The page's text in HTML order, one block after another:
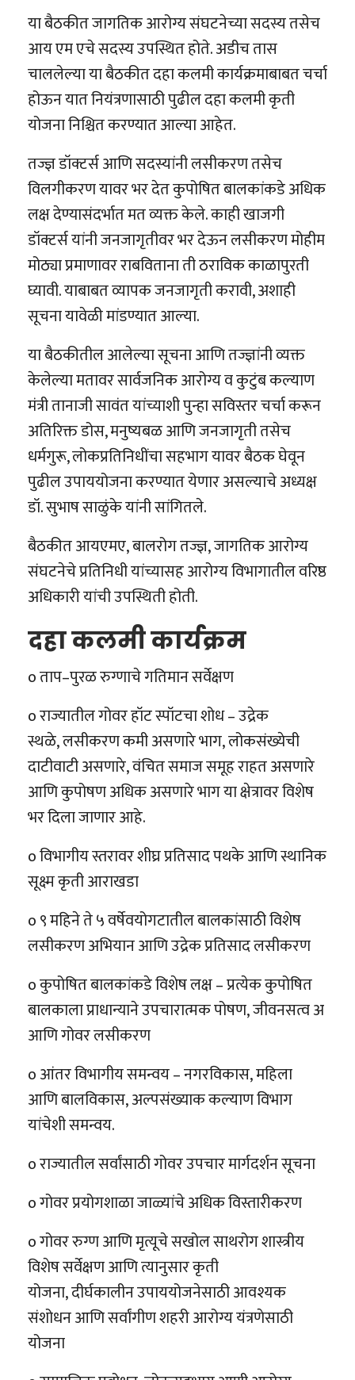
या बैठकीत जागतिक आरोग्य संघटनेच्या सदस्य तसेच
आय एम एचे सदस्य उपस्थित होते. अडीच तास
चाललेल्या या बैठकीत दहा कलमी कार्यक्रमाबाबत चर्चा
होऊन यात नियंत्रणासाठी पुढील दहा कलमी कृती
योजना निश्चित करण्यात आल्या आहेत.
तज्ज्ञ डॉक्टर्स आणि सदस्यांनी लसीकरण तसेच
विलगीकरण यावर भर देत कुपोषित बालकांकडे अधिक
लक्ष देण्यासंदर्भात मत व्यक्त केले. काही खाजगी
डॉक्टर्स यांनी जनजागृतीवर भर देऊन लसीकरण मोहीम
मोठ्या प्रमाणावर राबविताना ती ठराविक काळापुरती
घ्यावी. याबाबत व्यापक जनजागृती करावी, अशाही
सूचना यावेळी मांडण्यात आल्या.
या बैठकीतील आलेल्या सूचना आणि तज्ज्ञांनी व्यक्त
केलेल्या मतावर सार्वजनिक आरोग्य व कुटुंब कल्याण
मंत्री तानाजी सावंत यांच्याशी पुन्हा सविस्तर चर्चा करून
अतिरिक्त डोस, मनुष्यबळ आणि जनजागृती तसेच
धर्मगुरू, लोकप्रतिनिधींचा सहभाग यावर बैठक घेवून
पुढील उपाययोजना करण्यात येणार असल्याचे अध्यक्ष
डॉ. सुभाष साळुंके यांनी सांगितले.
बैठकीत आयएमए, बालरोग तज्ज्ञ, जागतिक आरोग्य
संघटनेचे प्रतिनिधी यांच्यासह आरोग्‍य विभागातील वरिष्ठ
अधिकारी यांची उपस्थिती होती.
दहा कलमी कार्यक्रम
o ताप–पुरळ रुग्णाचे गतिमान सर्वेक्षण
o राज्यातील गोवर हॉट स्पॉटचा शोध – उद्रेक
स्थळे, लसीकरण कमी असणारे भाग, लोकसंख्येची
दाटीवाटी असणारे, वंचित समाज समूह राहत असणारे
आणि कुपोषण अधिक असणारे भाग या क्षेत्रावर विशेष
भर दिला जाणार आहे.
o विभागीय स्तरावर शीघ्र प्रतिसाद पथके आणि स्थानिक
सूक्ष्म कृती आराखडा
o ९ महिने ते ५ वर्षेवयोगटातील बालकांसाठी विशेष
लसीकरण अभियान आणि उद्रेक प्रतिसाद लसीकरण
o कुपोषित बालकांकडे विशेष लक्ष – प्रत्येक कुपोषित
बालकाला प्राधान्याने उपचारात्मक पोषण, जीवनसत्व अ
आणि गोवर लसीकरण
o आंतर विभागीय समन्वय – नगरविकास, महिला
आणि बालविकास, अल्पसंख्याक कल्याण विभाग
यांचेशी समन्वय.
o राज्यातील सर्वांसाठी गोवर उपचार मार्गदर्शन सूचना
o गोवर प्रयोगशाळा जाळ्यांचे अधिक विस्तारीकरण
o गोवर रुग्ण आणि मृत्यूचे सखोल साथरोग शास्त्रीय
विशेष सर्वेक्षण आणि त्यानुसार कृती
योजना, दीर्घकालीन उपाययोजनेसाठी आवश्यक
संशोधन आणि सर्वांगीण शहरी आरोग्य यंत्रणेसाठी
योजना